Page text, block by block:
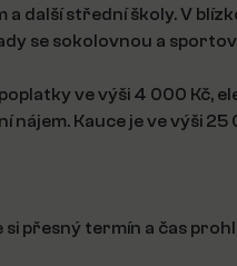
a další střední školy. V
se sokolovnou a
ve výši 4 000 Kč,
nájem. Kauce je ve výši 25
přesný termín a čas